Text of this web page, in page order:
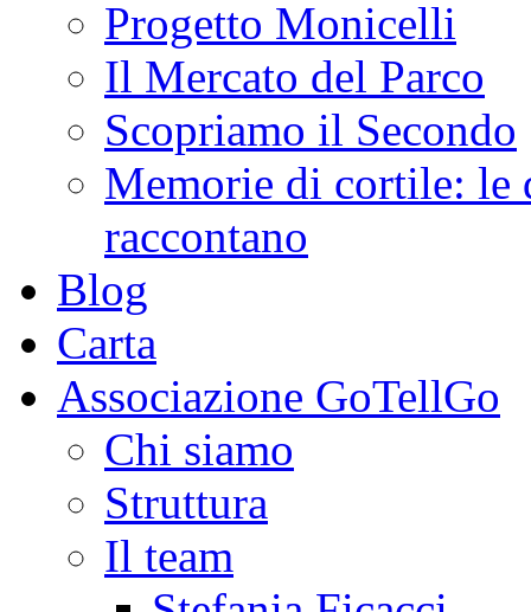
Progetto Monicelli
Il Mercato del Parco
Scopriamo il Secondo
Memorie di cortile: le
raccontano
Blog
Carta
Associazione GoTellGo
Chi siamo
Struttura
Il team